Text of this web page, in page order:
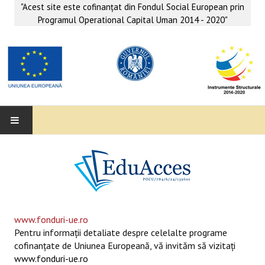
"Acest site este cofinanţat din Fondul Social European prin
Programul Operational Capital Uman 2014 - 2020"
SUPORT EDUCAȚIONAL MATEMATICĂ- INFORMATICĂ
SERVICII PSIHO-SOCIALE
www.fonduri-ue.ro
Pentru informaţii detaliate despre celelalte programe
cofinanţate de Uniunea Europeană, vă invităm să vizitaţi
www.fonduri-ue.ro